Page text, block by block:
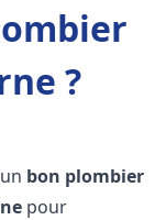
?
bon plombier
pour